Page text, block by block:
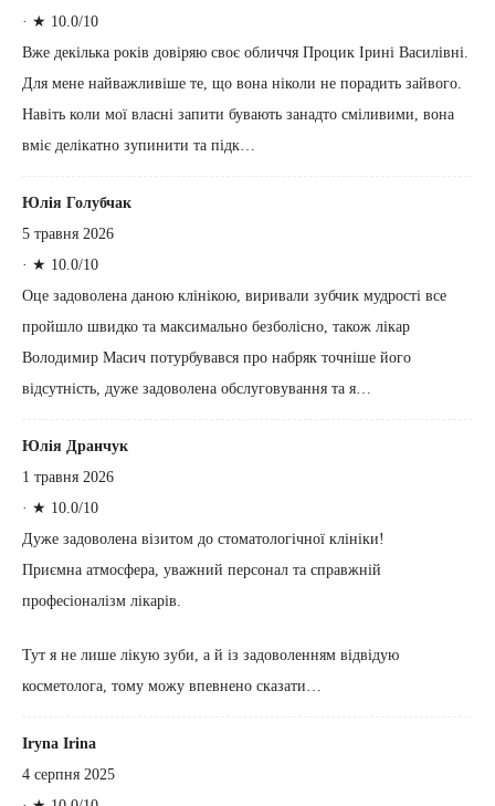
· ★ 10.0/10
Вже декілька років довіряю своє обличчя Процик Ірині Василівні.
Для мене найважливіше те, що вона ніколи не порадить зайвого.
Навіть коли мої власні запити бувають занадто сміливими, вона
вміє делікатно зупинити та підк…
Юлія Голубчак
5 травня 2026
· ★ 10.0/10
Оце задоволена даною клінікою, виривали зубчик мудрості все
пройшло швидко та максимально безболісно, також лікар
Володимир Масич потурбувався про набряк точніше його
відсутність, дуже задоволена обслуговування та я…
Юлія Дранчук
1 травня 2026
· ★ 10.0/10
Дуже задоволена візитом до стоматологічної клініки!
Приємна атмосфера, уважний персонал та справжній
професіоналізм лікарів.
Тут я не лише лікую зуби, а й із задоволенням відвідую
косметолога, тому можу впевнено сказати…
Iryna Irina
4 серпня 2025